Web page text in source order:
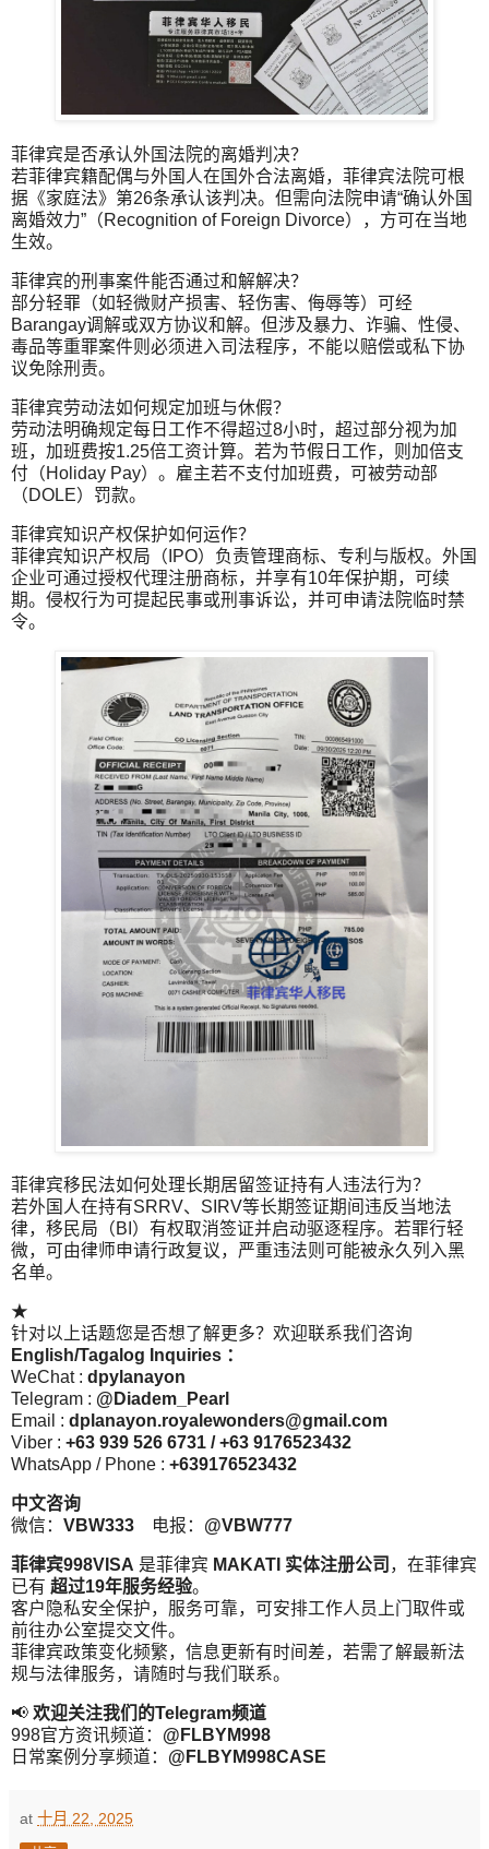
菲律宾是否承认外国法院的离婚判决？
若菲律宾籍配偶与外国人在国外合法离婚，菲律宾法院可根
据《家庭法》第26条承认该判决。但需向法院申请“确认外国
离婚效力”（Recognition of Foreign Divorce），方可在当地
生效。
菲律宾的刑事案件能否通过和解解决？
部分轻罪（如轻微财产损害、轻伤害、侮辱等）可经
Barangay调解或双方协议和解。但涉及暴力、诈骗、性侵、
毒品等重罪案件则必须进入司法程序，不能以赔偿或私下协
议免除刑责。
菲律宾劳动法如何规定加班与休假？
劳动法明确规定每日工作不得超过8小时，超过部分视为加
班，加班费按1.25倍工资计算。若为节假日工作，则加倍支
付（Holiday Pay）。雇主若不支付加班费，可被劳动部
（DOLE）罚款。
菲律宾知识产权保护如何运作？
菲律宾知识产权局（IPO）负责管理商标、专利与版权。外国
企业可通过授权代理注册商标，并享有10年保护期，可续
期。侵权行为可提起民事或刑事诉讼，并可申请法院临时禁
令。
菲律宾移民法如何处理长期居留签证持有人违法行为？
若外国人在持有SRRV、SIRV等长期签证期间违反当地法
律，移民局（BI）有权取消签证并启动驱逐程序。若罪行轻
微，可由律师申请行政复议，严重违法则可能被永久列入黑
名单。
★
针对以上话题您是否想了解更多？欢迎联系我们咨询
English/Tagalog Inquiries ：
WeChat : dpylanayon
Telegram : @Diadem_Pearl
Email : dplanayon.royalewonders@gmail.com
Viber : +63 939 526 6731 / +63 9176523432
WhatsApp / Phone : +639176523432
中文咨询
微信： VBW333 电报： @VBW777
菲律宾998VISA 是菲律宾 MAKATI 实体注册公司 ，在菲律宾
已有 超过19年服务经验。
客户隐私安全保护，服务可靠，可安排工作人员上门取件或
前往办公室提交文件。
菲律宾政策变化频繁，信息更新有时间差，若需了解最新法
规与法律服务，请随时与我们联系。
📢 欢迎关注我们的Telegram频道
998官方资讯频道： @FLBYM998
日常案例分享频道： @FLBYM998CASE
at 十月 22, 2025